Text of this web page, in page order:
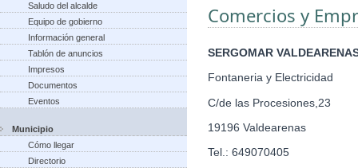
Saludo del alcalde
Equipo de gobierno
Información general
Tablón de anuncios
Impresos
Documentos
Eventos
Municipio
Cómo llegar
Directorio
Comercios y
SERGOMAR
Fontaneria y Electricidad
C/de las Procesiones,23
19196 Valdearenas
Tel.: 649070405